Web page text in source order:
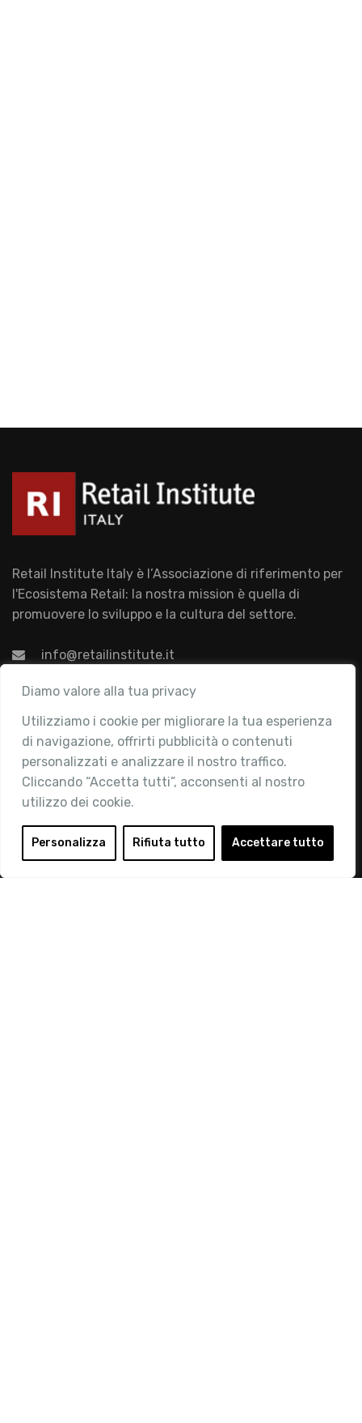
Diamo valore alla tua privacy
Utilizziamo i cookie per migliorare la tua esperienza
di navigazione, offrirti pubblicità o contenuti
personalizzati e analizzare il nostro traffico.
Cliccando “Accetta tutti”, acconsenti al nostro
utilizzo dei cookie.
Personalizza Rifiuta tutto Accettare tutto
Retail Institute Italy è l’Associazione di riferimento per
l'Ecosistema Retail: la nostra mission è quella di
promuovere lo sviluppo e la cultura del settore.
info@retailinstitute.it
Associazione
Chi siamo
Attività
Contatti
Area Riservata
Login
Diventa Socio